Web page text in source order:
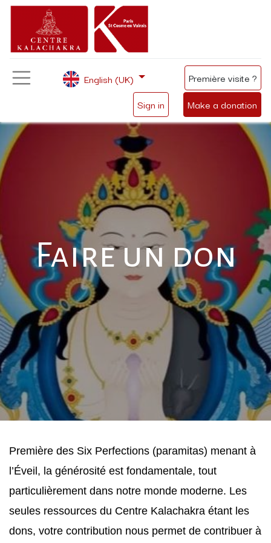
Sign in Make a donation
English (UK) Première visite ?
Faire un don
Première des Six Perfections (paramitas) menant à
l’Éveil, la générosité est fondamentale, tout
particulièrement dans notre monde moderne. Les
seules ressources du Centre Kalachakra étant les
dons, votre contribution nous permet de contribuer à